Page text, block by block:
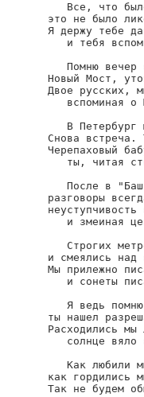
Все, что
это не было
Я держу тебе
и тебя
Помню вечер
Новый Мост,
Двое русских,
вспоминая о
В Петербург
Снова встреча.
Черепаховый
ты, читая
После в
разговоры
неуступчивость
и змеиная
Строгих
и смеялись над
Мы прилежно
и сонеты
Я ведь
ты нашел
Расходились
солнце вяло
Как любили
как гордились
Так не будем